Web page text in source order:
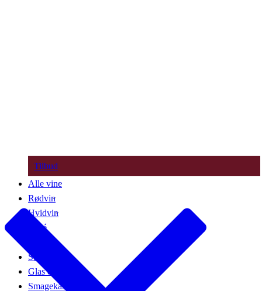
Tilbud
Alle vine
Rødvin
Hvidvin
Rosé
Søde vine
Glas & tilbehør
Smagekasser